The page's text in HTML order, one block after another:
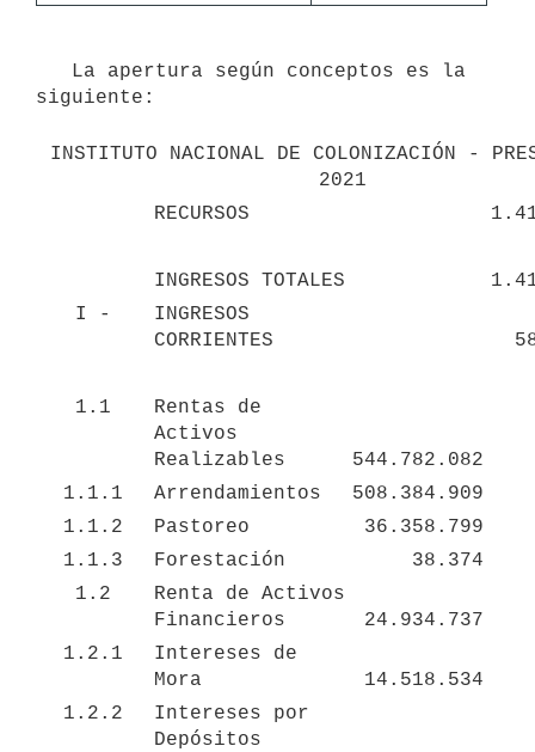
siguiente:
INSTITUTO NACIONAL DE COLONIZACIÓN -
2021
RECURSOS
INGRESOS TOTALES
I -
INGRESOS
CORRIENTES
1.1
Rentas de
Activos
Realizables
544.782.082
1.1.1
Arrendamientos
508.384.909
1.1.2
Pastoreo
36.358.799
1.1.3
Forestación
38.374
1.2
Renta de Activos
Financieros
24.934.737
1.2.1
Intereses de
Mora
14.518.534
1.2.2
Intereses por
Depósitos